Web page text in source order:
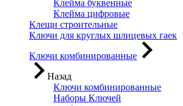
Клейма буквенные
Клейма цифровые
Клещи строительные
Ключи для круглых шлицевых гаек
Ключи комбинированные
Назад
Ключи комбинированные
Наборы Ключей